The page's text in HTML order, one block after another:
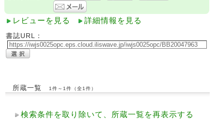
レビューを見る 詳細情報を見る
書誌URL：
所蔵一覧 1件～1件（全1件）
検索条件を取り除いて、所蔵一覧を再表示する